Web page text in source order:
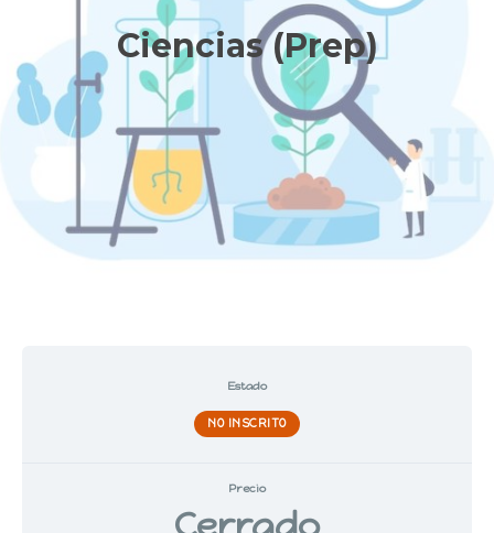
Ciencias (Prep)
Estado
NO INSCRITO
Precio